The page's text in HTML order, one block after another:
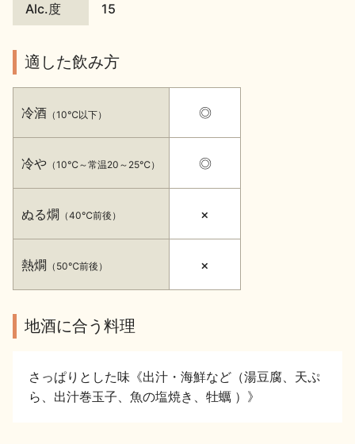
Alc.度 15
適した飲み方
冷酒 （10℃以下）
冷や （10℃～常温20～25℃）
ぬる燗 （40℃前後）
熱燗 （50℃前後）
◎
◎
×
×
地酒に合う料理
さっぱりとした味《出汁・海鮮など（湯豆腐、天ぷ
ら、出汁巻玉子、魚の塩焼き、牡蠣 ）》